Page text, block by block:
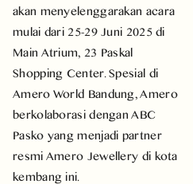
akan menyelenggarakan acara
mulai dari 25-29 Juni 2025 di
Main Atrium, 23 Paskal
Shopping Center. Spesial di
Amero World Bandung, Amero
berkolaborasi dengan ABC
Pasko yang menjadi partner
resmi Amero Jewellery di kota
kembang ini.